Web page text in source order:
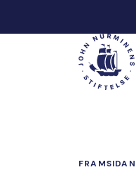
Main
FRAMSIDAN